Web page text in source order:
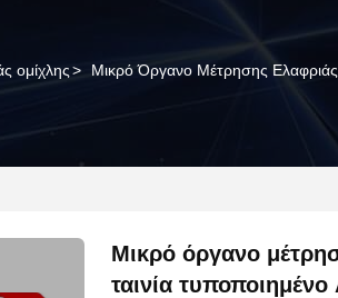
ομίχλης> Μικρό Όργανο Μέτρησης Ελαφριάς
Μικρό όργανο
ταινία